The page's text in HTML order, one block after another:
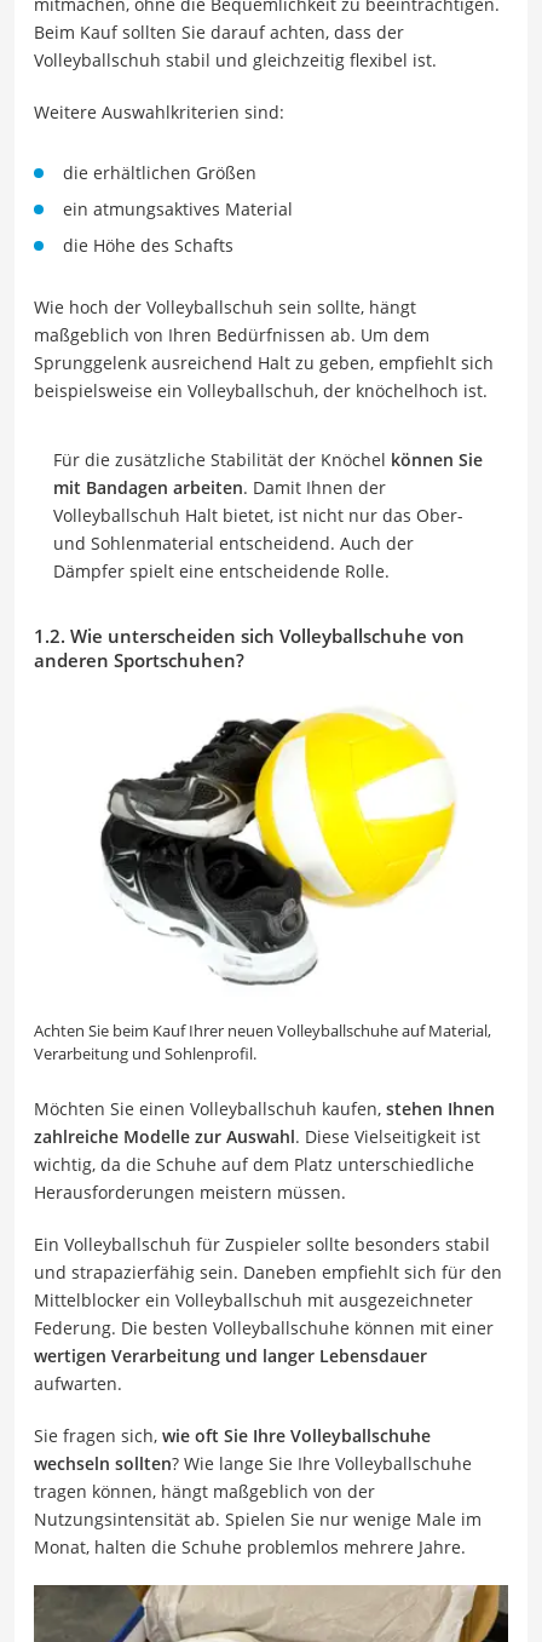
mitmachen, ohne die Bequemlichkeit zu beeinträchtigen.
Beim Kauf sollten Sie darauf achten, dass der
Volleyballschuh stabil und gleichzeitig flexibel ist.
Weitere Auswahlkriterien sind:
die erhältlichen Größen
ein atmungsaktives Material
die Höhe des Schafts
Wie hoch der Volleyballschuh sein sollte, hängt
maßgeblich von Ihren Bedürfnissen ab. Um dem
Sprunggelenk ausreichend Halt zu geben, empfiehlt sich
beispielsweise ein Volleyballschuh, der knöchelhoch ist.
Für die zusätzliche Stabilität der Knöchel können Sie
mit Bandagen arbeiten. Damit Ihnen der
Volleyballschuh Halt bietet, ist nicht nur das Ober-
und Sohlenmaterial entscheidend. Auch der
Dämpfer spielt eine entscheidende Rolle.
1.2. Wie unterscheiden sich Volleyballschuhe von
anderen Sportschuhen?
Achten Sie beim Kauf Ihrer neuen Volleyballschuhe auf Material,
Verarbeitung und Sohlenprofil.
Möchten Sie einen Volleyballschuh kaufen, stehen Ihnen
zahlreiche Modelle zur Auswahl. Diese Vielseitigkeit ist
wichtig, da die Schuhe auf dem Platz unterschiedliche
Herausforderungen meistern müssen.
Ein Volleyballschuh für Zuspieler sollte besonders stabil
und strapazierfähig sein. Daneben empfiehlt sich für den
Mittelblocker ein Volleyballschuh mit ausgezeichneter
Federung. Die besten Volleyballschuhe können mit einer
wertigen Verarbeitung und langer Lebensdauer
aufwarten.
Sie fragen sich, wie oft Sie Ihre Volleyballschuhe
wechseln sollten? Wie lange Sie Ihre Volleyballschuhe
tragen können, hängt maßgeblich von der
Nutzungsintensität ab. Spielen Sie nur wenige Male im
Monat, halten die Schuhe problemlos mehrere Jahre.